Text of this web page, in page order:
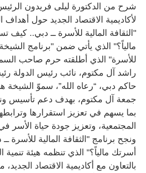
شرح من الدكتورة ليلى فريدون
لأكاديمية الاقتصاد الجديد حول أهداف
"الثقافة المالية للأسرة ــ دبي.. كيف
مالياً؟" الذي يأتي ضمن "برنامج
للأسرة" الذي أطلقته حرم صاحب
راشد آل مكتوم، نائب رئيس الدولة
حاكم دبي، “رعاه الله”، سموّ الشيخة
جمعة آل مكتوم، بهدف دعم تأسيس
بما يسهم في تعزيز استقرارها
المجتمعية، وتعزيز جودة حياة الأسر
ونجح برنامج "الثقافة المالية للأسرة
أسرتك مالياً؟" الذي تنظمه هيئة تنمية
بالتعاون مع أكاديمية الاقتصاد